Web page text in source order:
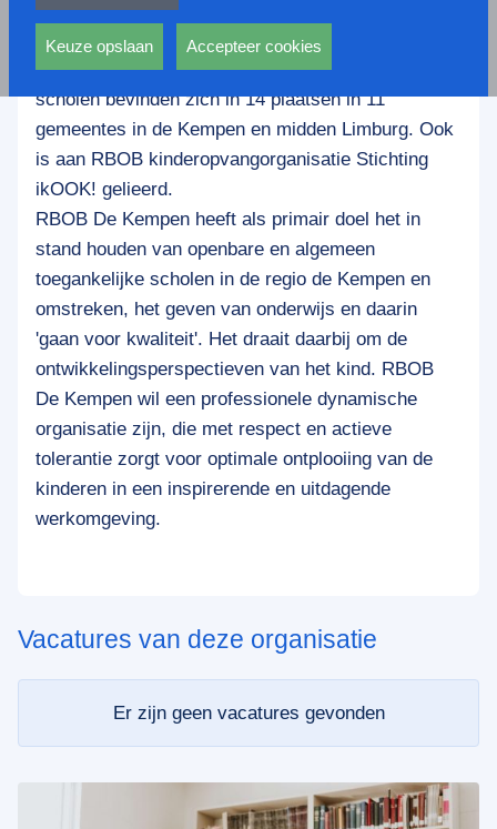
RBOB De Kempen is een organisatie met 14
basisscholen, verdeeld in drie clusters, ongeveer
3100 leerlingen en zo'n 270 medewerkers. De
scholen bevinden zich in 14 plaatsen in 11
gemeentes in de Kempen en midden Limburg. Ook
is aan RBOB kinderopvangorganisatie Stichting
ikOOK! gelieerd.
RBOB De Kempen heeft als primair doel het in
stand houden van openbare en algemeen
toegankelijke scholen in de regio de Kempen en
omstreken, het geven van onderwijs en daarin
'gaan voor kwaliteit'. Het draait daarbij om de
ontwikkelingsperspectieven van het kind. RBOB
De Kempen wil een professionele dynamische
organisatie zijn, die met respect en actieve
tolerantie zorgt voor optimale ontplooiing van de
kinderen in een inspirerende en uitdagende
werkomgeving.
Vacatures van deze organisatie
Er zijn geen vacatures gevonden
andere wordt voorkomen dat dezelfde advertentie
voortdurend verschijnt.
Keuze opslaan Accepteer cookies